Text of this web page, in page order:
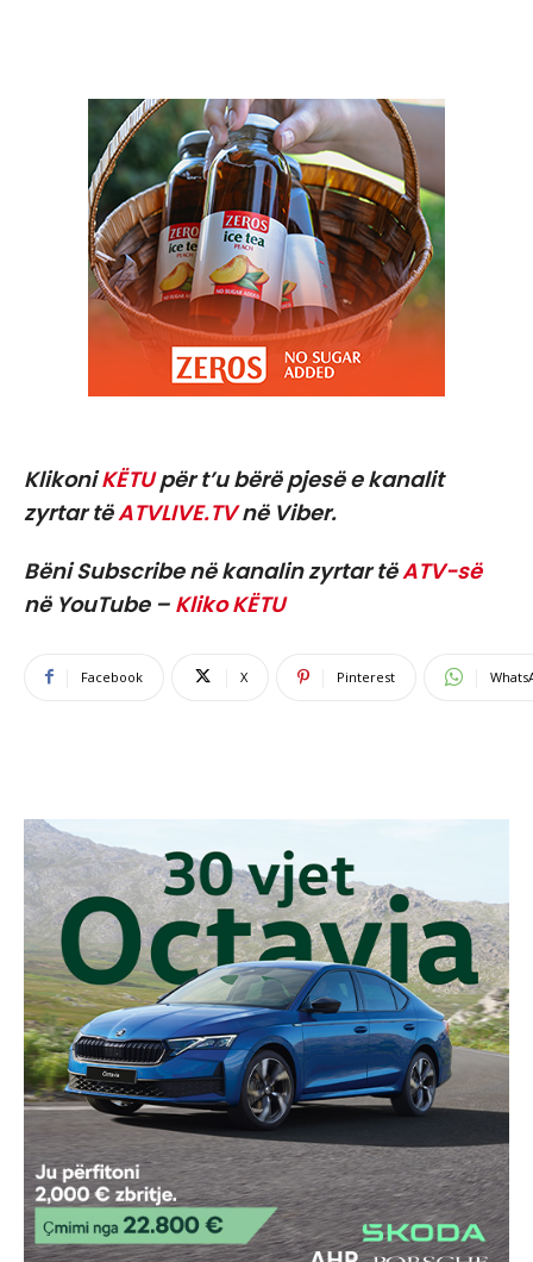
KlikoniKËTUpër t’u bërë pjesë e kanalit
zyrtar tëATVLIVE.TVnë Viber.
Bëni Subscribe në kanalin zyrtar tëATV-së
në YouTube – Kliko KËTU
Facebook X Pinterest